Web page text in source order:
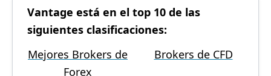
Vantage está en el top 10 de las
siguientes clasificaciones:
Mejores Brokers de
Forex
Brokers de CFD